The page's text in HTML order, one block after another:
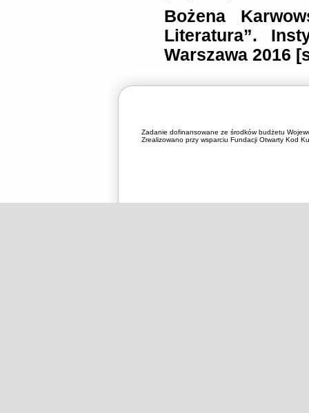
Bożena
Literatura”.
Warszawa 2016
Zadanie dofinansowane ze środków budżetu
Zrealizowano przy wsparciu Fundacji Otwarty Kod